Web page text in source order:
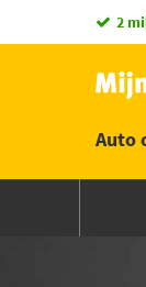
Auto